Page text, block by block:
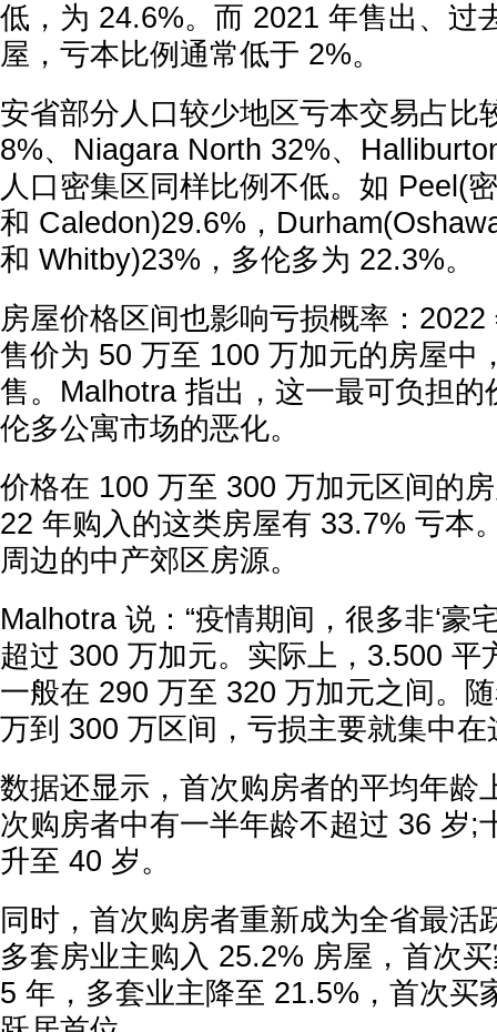
低，为 24.6%。而 2021 年售出、过
屋，亏本比例通常低于 2%。
安省部分人口较少地区亏本交易占比
8%、Niagara North 32%、
人口密集区同样比例不低。如 Peel(
和 Caledon)29.6%，
和 Whitby)23%，多伦多为 22.3%。
房屋价格区间也影响亏损概率：
售价为 50 万至 100 万加元的房屋中
售。Malhotra 指出，这一最可负担的
伦多公寓市场的恶化。
价格在 100 万至 300 万加元区间的
22 年购入的这类房屋有 33.7% 亏本
周边的中产郊区房源。
Malhotra 说：“疫情期间，很多非‘豪
超过 300 万加元。实际上，3.500 平
一般在 290 万至 320 万加元之间。
万到 300 万区间，亏损主要就集中在
数据还显示，首次购房者的平均年龄
次购房者中有一半年龄不超过 36 岁;
升至 40 岁。
同时，首次购房者重新成为全省最活
多套房业主购入 25.2% 房屋，首次
5 年，多套业主降至 21.5%，首次买